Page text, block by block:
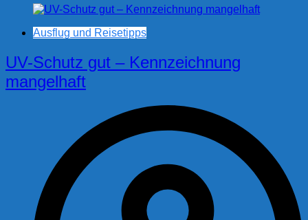
Ausflug und Reisetipps
UV-Schutz gut – Kennzeichnung
mangelhaft